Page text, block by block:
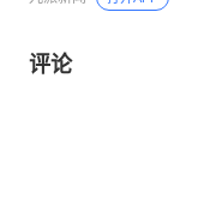
评论